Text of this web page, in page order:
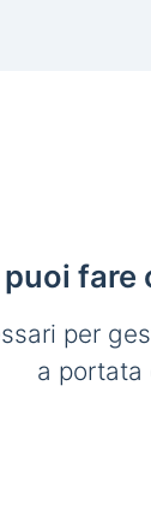
fare
per
a portata